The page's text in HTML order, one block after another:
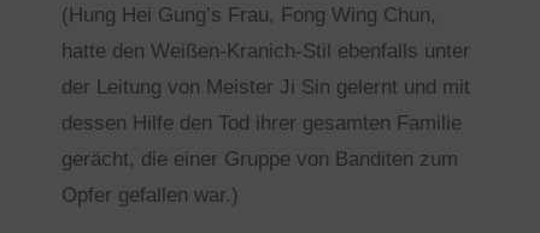
(Hung Hei Gung’s Frau, Fong Wing Chun,
hatte den Weißen-Kranich-Stil ebenfalls unter
der Leitung von Meister Ji Sin gelernt und mit
dessen Hilfe den Tod ihrer gesamten Familie
gerächt, die einer Gruppe von Banditen zum
Opfer gefallen war.)